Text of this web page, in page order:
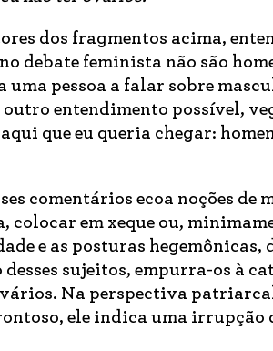
dos fragmentos acima,
debate feminista não são
uma pessoa a falar sobre
outro entendimento possível,
que eu queria chegar:
comentários ecoa noções de
colocar em xeque ou,
e as posturas
sujeitos, empurra-os à
Na perspectiva
ele indica uma irrupção